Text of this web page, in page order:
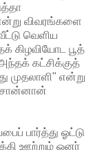
விவரங்களை
வெளிய
கிழவியோட பூத்
கட்சிக்குத்
முதலாளி" என்று
சொன்னான்
பார்த்து ஓட்டு
ஊற்றும் ஓனர்